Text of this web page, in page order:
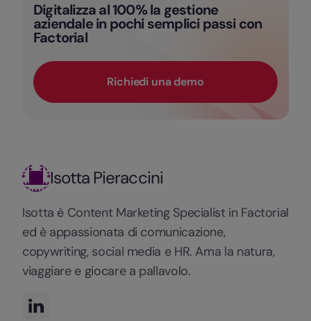
Digitalizza al 100% la gestione
aziendale in pochi semplici passi con
Factorial
Richiedi una demo
Isotta Pieraccini
Isotta è Content Marketing Specialist in Factorial
ed è appassionata di comunicazione,
copywriting, social media e HR. Ama la natura,
viaggiare e giocare a pallavolo.